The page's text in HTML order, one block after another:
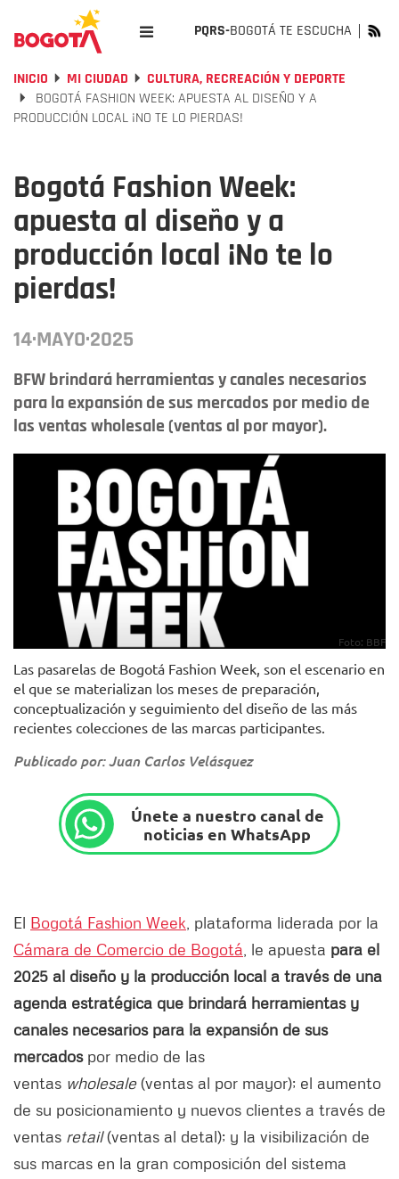
PQRS-BOGOTÁ TE ESCUCHA
INICIO MI CIUDAD
CULTURA, RECREACIÓN Y DEPORTE
BOGOTÁ FASHION WEEK: APUESTA AL DISEÑO Y A
PRODUCCIÓN LOCAL ¡NO TE LO PIERDAS!
Bogotá Fashion Week:
apuesta al diseño y a
producción local ¡No te lo
pierdas!
14·MAYO·2025
BFW brindará herramientas y canales necesarios
para la expansión de sus mercados por medio de
las ventas wholesale (ventas al por mayor).
Foto: BBF
Las pasarelas de Bogotá Fashion Week, son el escenario en
el que se materializan los meses de preparación,
conceptualización y seguimiento del diseño de las más
recientes colecciones de las marcas participantes.
Publicado por: Juan Carlos Velásquez
Únete a nuestro canal de
noticias en WhatsApp
El Bogotá Fashion Week , plataforma liderada por la
Cámara de Comercio de Bogotá , le apuesta para el
2025 al diseño y la producción local a través de una
agenda estratégica que brindará herramientas y
canales necesarios para la expansión de sus
mercadospor medio de las
ventas wholesale(ventas al por mayor); el aumento
de su posicionamiento y nuevos clientes a través de
ventas retail(ventas al detal); y la visibilización de
sus marcas en la gran composición del sistema